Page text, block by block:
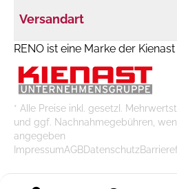
Versandart
RENO ist eine Marke der
* Alle Preise inkl. gesetzl.
und ggf. Nachnahmegebühren,
angegeben
ImpressumAGBDatenschutz